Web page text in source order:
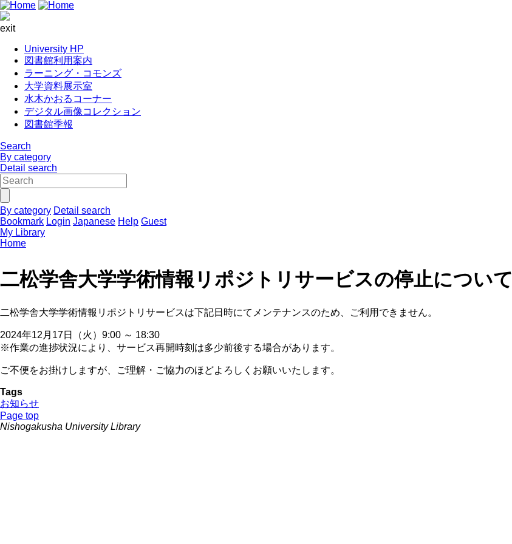
exit
University HP
図書館利用案内
ラーニング・コモンズ
大学資料展示室
水木かおるコーナー
デジタル画像コレクション
図書館季報
Search
By category
Detail search
By category Detail search
Bookmark Login Japanese Help Guest
My Library
Home
二松学舎大学学術情報リポジトリサービスの停止について
二松学舎大学学術情報リポジトリサービスは下記日時にてメンテナンスのため、ご利用できません。
2024年12月17日（火）9:00 ～ 18:30
※作業の進捗状況により、サービス再開時刻は多少前後する場合があります。
ご不便をお掛けしますが、ご理解・ご協力のほどよろしくお願いいたします。
Tags
お知らせ
Page top
Nishogakusha University Library